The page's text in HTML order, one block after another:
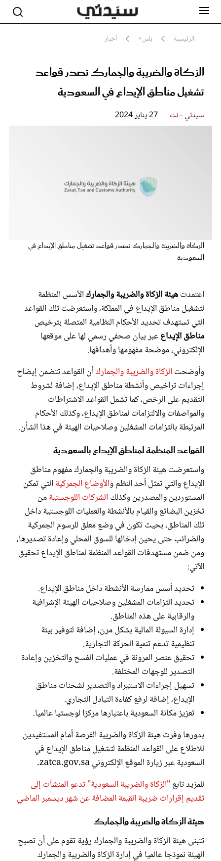
الرئيسية بلس+ أخبار
الزكاة والضريبة والجمارك تصدر قواعد
تشغيل مناطق الإيداع في السعودية
سيدتي - نت 27 يناير 2024
الزكاة والضريبة والجمارك تصدر قواعد تشغيل مناطق الإيداع في
السعودية
اعتمدتهيئة الزكاة والضريبة والجماركالأسس المنظمة
لتشغيل مناطق الإيداع في المملكة، واستعرضت تلك القواعد
التي تستهدف تحديد الأحكام النظامية المتصلة بترخيص
مناطق الإيداععبر بيان صحفي رسمي لها على موقعها
الإلكتروني، موضحة مفهومها وأهدافها.
وأوضحت الزكاة والضريبة والجماركأن القواعد تتضمن إيضاح
إجراءات تراخيص وأنشطة مناطق الإيداع، إضافة لشروط
التقديم على الرخص، كما تشمل القواعد الاشتراطات
والمواصفات والالتزامات لمناطق الإيداع، وكذلك الأحكام
المرتبطة بالتزامات المشغلين وصلاحيات الهيئة في هذا الشأن.
القواعد المنظمة لمناطق الإيداع بالسعودية
واستعرضت هيئة الزكاة والضريبة والجمارك مفهوم مناطق
الإيداع والتي تمثل أحد النظم والأوضاع الجمركية التي تمكن
المستوردين والمصدرين وكذلك الشركات اللوجستيةمن
تخزين البضائع والقيام بالأنشطة والعمليات اللوجستية داخل
تلك المناطق، بحيث تكون في وضع معلق للرسوم الجمركية
والضرائب حتى يحين إدخالها للسوق المحلي وإعادة تصديرها،
ومن ضمن مستهدفات القواعد المنظمة لمناطق الإيداع تحقيق
الآتي:
تحديد أسس ممارسة الأنشطة داخل مناطق الإيداع.
تحديد التزامات المشغلين وصلاحيات الهيئة الإشرافية
والرقابية على هذه المناطق.
إدارة السيولة المالية بشكل مرن، إضافة لتوفير بيئة
تنظيمية تدعم تنمية الحركة التجارية.
تحقيق عنصر المرونة في عمليات الفسح والتخزين وإعادة
التصدير للوجهات المختلفة.
تسهيل إجراءات الاستيراد والتصدير لشحنات مناطق
الإيداع، إضافة لرفع كفاءة التبادل التجاري.
تعزيز مكانة السعودية باعتبارها مركزا لوجستيا عالميا.
بدورها وفرت هيئة الزكاة والضريبة الفرصة أمام المستفيدين
للاطلاع على القواعد المنظمة لتشغيل مناطق الإيداع في
السعودية عبر زيارة الموقع الإلكتروني zatca.gov.sa.
للمزيد تابع"الزكاة والضريبة السعودية" تدعو المنشآت إلى
تقديم إقرارات ضريبة القيمة المضافة عن شهر ديسمبر الماضي
هيئة الزكاة والضريبة والجمارك
تتبنى هيئة الزكاة والضريبة والجمارك رؤية تقوم على أن تصبح
الهيئة نموذجا عالميا في إدارة الزكاة والضريبة والجمارك
مشاهير
جمال
سيدتي وطفلك
لايف ستايل
مجلة سيدتي
غلاف رفمي